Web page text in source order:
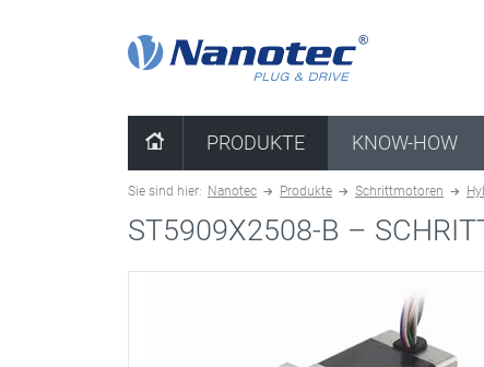
PRODUKTE KNOW-HOW
Sie sind hier: Nanotec Produkte Schrittmotoren
ST5909X2508-B –